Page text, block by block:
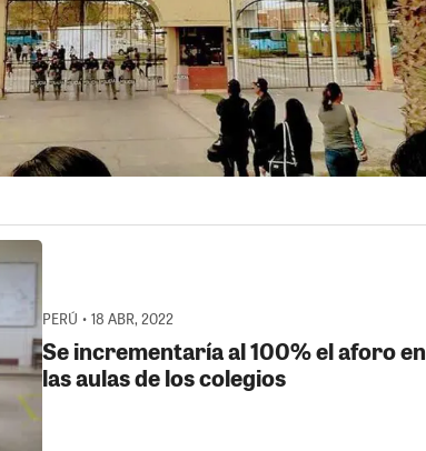
PERÚ • 18 ABR, 2022
Se incrementaría al 100% el aforo en
las aulas de los colegios